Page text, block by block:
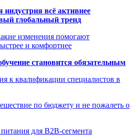
всё активнее
глобальный тренд
изменения помогают
и комфортнее
становится обязательным
к квалификации специалистов в
по бюджету и не пожалеть о
для B2B-сегмента